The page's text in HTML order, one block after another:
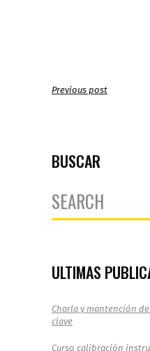
Previous post
BUSCAR
Search
for:
ULTIMAS
Charla y mantención
clave
Curso calibración